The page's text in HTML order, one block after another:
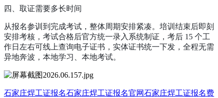
四、取证需要多长时间
从报名参训到完成考试，整体周期安排紧凑。培训结束后即刻
安排考核，考试合格后官方统一录入系统制证，考后 15 个工
作日左右可线上查询电子证书，实体证书统一下发，全程无需
异地奔波，本地学习、本地考试。
石家庄焊工证报名石家庄焊工证报名官网石家庄焊工证报名费